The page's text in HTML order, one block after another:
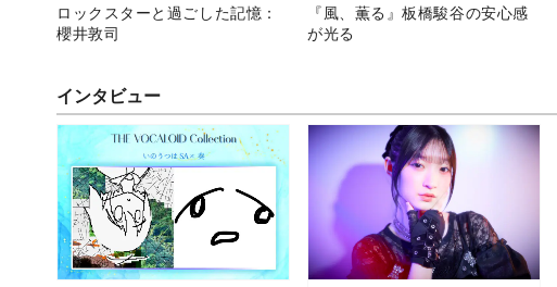
ロックスターと過ごした記憶：
櫻井敦司
『風、薫る』板橋駿谷の安心感
が光る
インタビュー